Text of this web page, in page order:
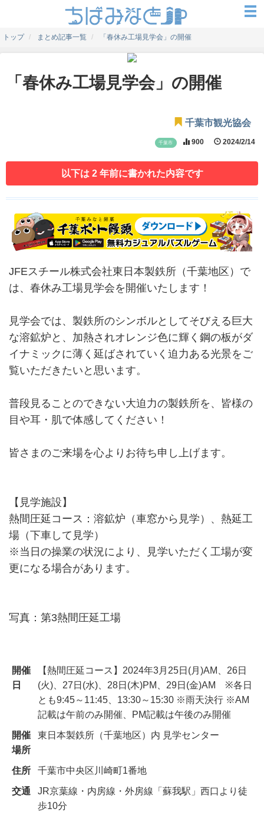
トップ まとめ記事一覧 「春休み工場見学会」の開催
「春休み工場見学会」の開催
千葉市観光協会
千葉市 900 2024/2/14
以下は 2 年前に書かれた内容です
JFEスチール株式会社東日本製鉄所（千葉地区）で
は、春休み工場見学会を開催いたします！
見学会では、製鉄所のシンボルとしてそびえる巨大
な溶鉱炉と、加熱されオレンジ色に輝く鋼の板がダ
イナミックに薄く延ばされていく迫力ある光景をご
覧いただきたいと思います。
普段見ることのできない大迫力の製鉄所を、皆様の
目や耳・肌で体感してください！
皆さまのご来場を心よりお待ち申し上げます。
【見学施設】
熱間圧延コース：溶鉱炉（車窓から見学）、熱延工
場（下車して見学）
※当日の操業の状況により、見学いただく工場が変
更になる場合があります。
写真：第3熱間圧延工場
開催
日
【熱間圧延コース】2024年3月25日(月)AM、26日
(火)、27日(水)、28日(木)PM、29日(金)AM ※各日
とも9:45～11:45、13:30～15:30 ※雨天決行 ※AM
記載は午前のみ開催、PM記載は午後のみ開催
開催
場所
東日本製鉄所（千葉地区）内 見学センター
住所
千葉市中央区川崎町1番地
交通
JR京葉線・内房線・外房線「蘇我駅」西口より徒
歩10分